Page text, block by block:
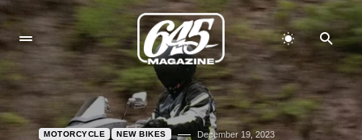
MOTORCYCLE NEW BIKES December 19, 2023